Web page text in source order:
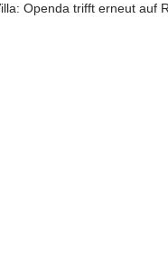
Openda trifft erneut auf